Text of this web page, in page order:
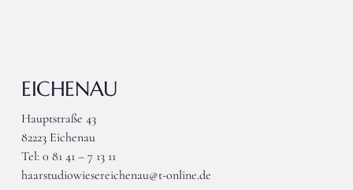
EICHENAU
Hauptstraße 43
82223 Eichenau
Tel: 0 81 41 – 7 13 11
haarstudiowiesereichenau@t-online.de